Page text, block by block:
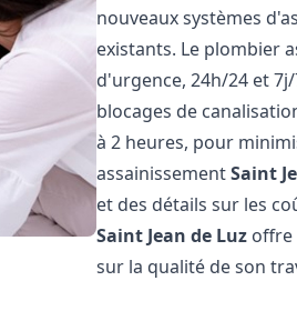
nouveaux systèmes
existants. Le plombier
d'urgence, 24h/24 et
blocages de
à 2 heures, pour
assainissementSaint
et des détails sur les
Saint Jean de Luz offre
sur la qualité de son